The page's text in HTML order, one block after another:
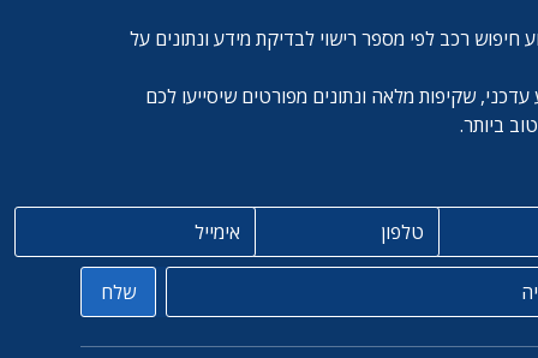
חיפוש רכב לפי מספר רישוי לבדיקת מידע ונתונים על
שקיפות מלאה ונתונים מפורטים שיסייעו לכם
ביותר.
טלפון
שלח